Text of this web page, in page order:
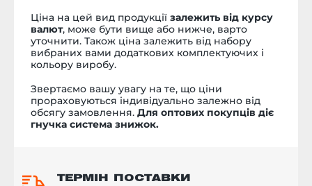
Ціна на цей вид продукції залежить від курсу
валют, може бути вище або нижче, варто
уточнити. Також ціна залежить від набору
вибраних вами додаткових комплектуючих і
кольору виробу.
Звертаємо вашу увагу на те, що ціни
прораховуються індивідуально залежно від
обсягу замовлення. Для оптових покупців діє
гнучка система знижок.
ТЕРМІН ПОСТАВКИ